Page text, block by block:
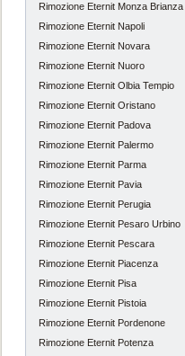
Rimozione Eternit Monza Brianza
Rimozione Eternit Napoli
Rimozione Eternit Novara
Rimozione Eternit Nuoro
Rimozione Eternit Olbia Tempio
Rimozione Eternit Oristano
Rimozione Eternit Padova
Rimozione Eternit Palermo
Rimozione Eternit Parma
Rimozione Eternit Pavia
Rimozione Eternit Perugia
Rimozione Eternit Pesaro Urbino
Rimozione Eternit Pescara
Rimozione Eternit Piacenza
Rimozione Eternit Pisa
Rimozione Eternit Pistoia
Rimozione Eternit Pordenone
Rimozione Eternit Potenza